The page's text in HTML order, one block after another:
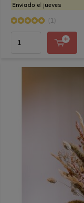
Enviado el jueves
(1)